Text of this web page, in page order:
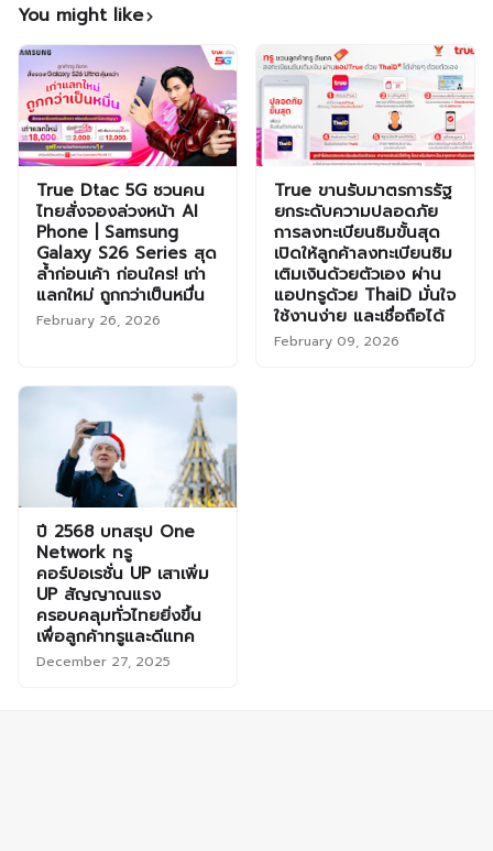
You might like
True Dtac 5G ชวนคน
ไทยสั่งจองล่วงหน้า AI
Phone | Samsung
Galaxy S26 Series สุด
ล้ำก่อนเค้า ก่อนใคร! เก่า
แลกใหม่ ถูกกว่าเป็นหมื่น
February 26, 2026
True ขานรับมาตรการรัฐ
ยกระดับความปลอดภัย
การลงทะเบียนซิมขั้นสุด
เปิดให้ลูกค้าลงทะเบียนซิม
เติมเงินด้วยตัวเอง ผ่าน
แอปทรูด้วย ThaiD มั่นใจ
ใช้งานง่าย และเชื่อถือได้
February 09, 2026
ปี 2568 บทสรุป One
Network ทรู
คอร์ปอเรชั่น UP เสาเพิ่ม
UP สัญญาณแรง
ครอบคลุมทั่วไทยยิ่งขึ้น
เพื่อลูกค้าทรูและดีแทค
December 27, 2025